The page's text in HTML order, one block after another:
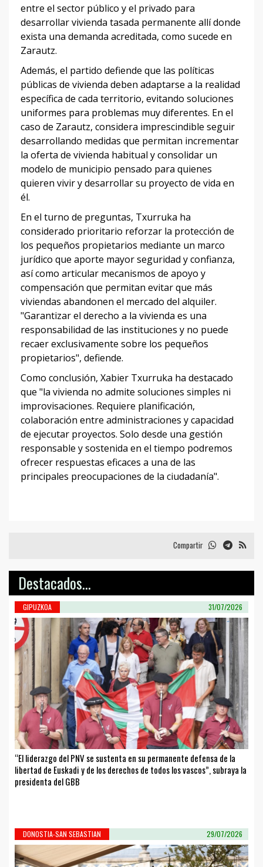
entre el sector público y el privado para
desarrollar vivienda tasada permanente allí donde
exista una demanda acreditada, como sucede en
Zarautz.
Además, el partido defiende que las políticas
públicas de vivienda deben adaptarse a la realidad
específica de cada territorio, evitando soluciones
uniformes para problemas muy diferentes. En el
caso de Zarautz, considera imprescindible seguir
desarrollando medidas que permitan incrementar
la oferta de vivienda habitual y consolidar un
modelo de municipio pensado para quienes
quieren vivir y desarrollar su proyecto de vida en
él.
En el turno de preguntas, Txurruka ha
considerado prioritario reforzar la protección de
los pequeños propietarios mediante un marco
jurídico que aporte mayor seguridad y confianza,
así como articular mecanismos de apoyo y
compensación que permitan evitar que más
viviendas abandonen el mercado del alquiler.
"Garantizar el derecho a la vivienda es una
responsabilidad de las instituciones y no puede
recaer exclusivamente sobre los pequeños
propietarios", defiende.
Como conclusión, Xabier Txurruka ha destacado
que "la vivienda no admite soluciones simples ni
improvisaciones. Requiere planificación,
colaboración entre administraciones y capacidad
de ejecutar proyectos. Solo desde una gestión
responsable y sostenida en el tiempo podremos
ofrecer respuestas eficaces a una de las
principales preocupaciones de la ciudadanía".
Compartir
Destacados...
GIPUZKOA 31/07/2026
“El liderazgo del PNV se sustenta en su permanente defensa de la
libertad de Euskadi y de los derechos de todos los vascos”, subraya la
presidenta del GBB
DONOSTIA-SAN SEBASTIAN 29/07/2026